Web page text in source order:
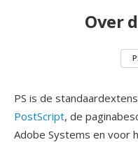
Over
PS is de
PostScript, de
Adobe Systems en voor